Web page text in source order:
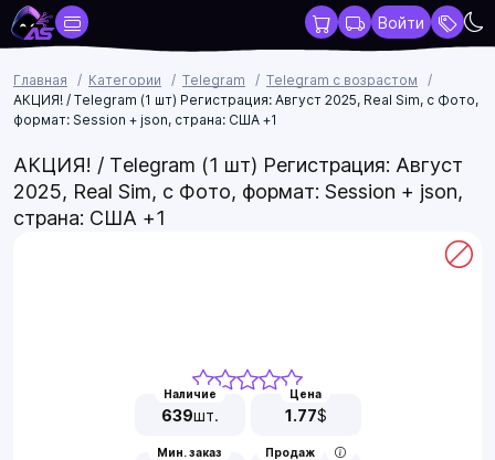
Войти
Главная Категории Telegram
Telegram с возрастом
АКЦИЯ! / Telegram (1 шт) Регистрация: Август 2025, Real Sim, с Фото,
формат: Session + json, страна: США +1
АКЦИЯ! / Telegram (1 шт) Регистрация: Август
2025, Real Sim, с Фото, формат: Session + json,
страна: США +1
Наличие
639шт.
Цена
1.77$
Мин. заказ Продаж